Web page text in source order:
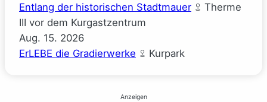
Entlang der historischen Stadtmauer
Therme
III vor dem Kurgastzentrum
Aug. 15. 2026
ErLEBE die Gradierwerke
Kurpark
Anzeigen